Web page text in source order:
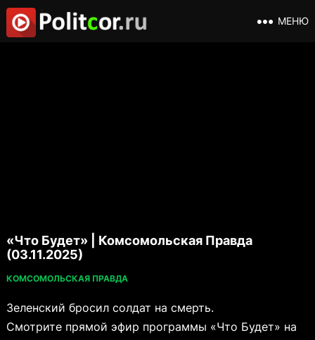
МЕНЮ
«Что Будет» | Комсомольская Правда
(03.11.2025)
КОМСОМОЛЬСКАЯ ПРАВДА
Зеленский бросил солдат на смерть.
Смотрите прямой эфир программы «Что Будет» на